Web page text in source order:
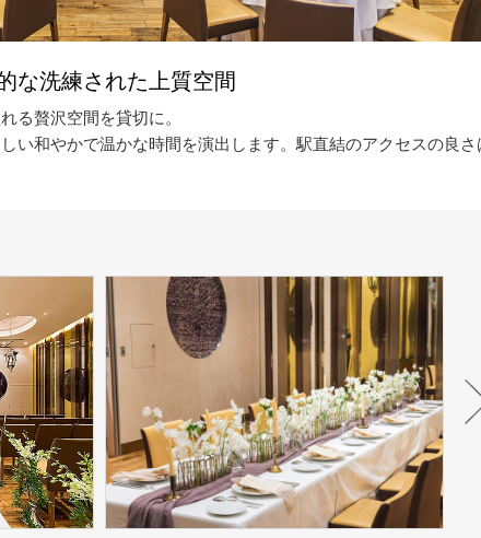
な洗練された上質空間
る贅沢空間を貸切に。
い和やかで温かな時間を演出します。駅直結のアクセスの良さ